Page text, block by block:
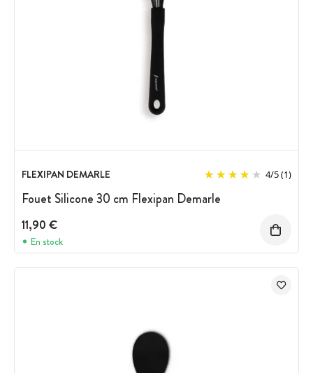
FLEXIPAN DEMARLE 4/5(1)
Fouet Silicone 30 cm Flexipan Demarle
11,90 €
En stock